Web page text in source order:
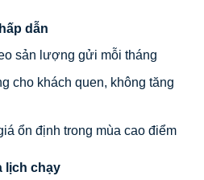
dẫn
sản lượng gửi mỗi tháng
cho khách quen, không tăng
ổn định trong mùa cao điểm
lịch chạy